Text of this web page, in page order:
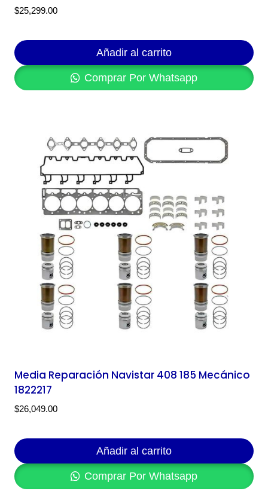
$25,299.00
Añadir al carrito
Comprar Por Whatsapp
Media Reparación Navistar 408 185 Mecánico
1822217
$26,049.00
Añadir al carrito
Comprar Por Whatsapp